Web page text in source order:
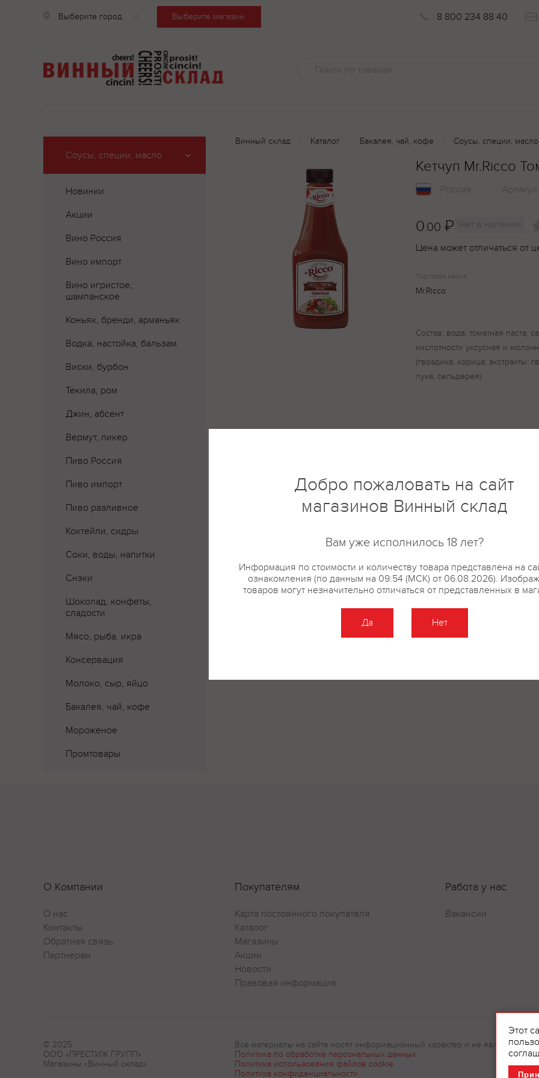
Выберите город Выберите магазин 8 800 234 88 40
Соусы, специи, масло
Новинки
Акции
Вино Россия
Вино импорт
Вино игристое,
шампанское
Коньяк, бренди, арманьяк
Водка, настойка, бальзам
Виски, бурбон
Текила, ром
Джин, абсент
Вермут, ликер
Пиво Россия
Пиво импорт
Пиво разливное
Коктейли, сидры
Соки, воды, напитки
Снэки
Шоколад, конфеты,
сладости
Мясо, рыба, икра
Консервация
Молоко, сыр, яйцо
Бакалея, чай, кофе
Мороженое
Промтовары
Винный склад Каталог Бакалея, чай, кофе Соусы, специи, масло
Кетчуп Mr.Ricco
Россия Артикул:
0.00 ₽ Нет в наличии
Цена может отличаться от
Торговая марка
Mr.Ricco
Состав: вода, томатная паста,
кислотности уксусная и
(гвоздика, корица; экстракты:
лука, сельдерея).
О Компании
О нас
Контакты
Обратная связь
Партнерам
Покупателям
Карта постоянного покупателя
Каталог
Магазины
Акции
Новости
Правовая информация
Работа у нас
Вакансии
© 2025
ООО «ПРЕСТИЖ ГРУПП»
Магазины «Винный склад»
Все материалы на сайте носят информационный характер и не являются
Политика по обработке персональных данных
Политика использования файлов cookie
Политика конфиденциальности
Этот
Добро пожаловать на сайт
магазинов Винный склад
Вам уже исполнилось 18 лет?
Информация по стоимости и количеству товара представлена на
ознакомления (по данным на 09:54 (МСК) от 06.08.2026).
товаров могут незначительно отличаться от представленных в
Да Нет